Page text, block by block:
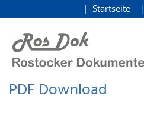
zum Inhalt
Startseite
PDF Download